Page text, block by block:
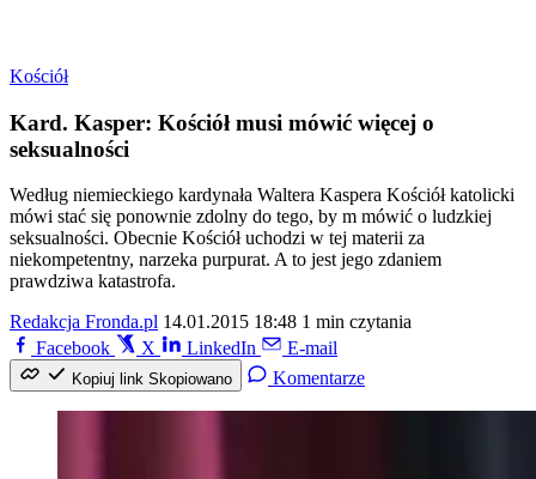
Kościół
Kard. Kasper: Kościół musi mówić więcej o
seksualności
Według niemieckiego kardynała Waltera Kaspera Kościół katolicki
mówi stać się ponownie zdolny do tego, by m mówić o ludzkiej
seksualności. Obecnie Kościół uchodzi w tej materii za
niekompetentny, narzeka purpurat. A to jest jego zdaniem
prawdziwa katastrofa.
Redakcja Fronda.pl 14.01.2015 18:48 1 min czytania
Facebook
X LinkedIn E-mail
Kopiuj link Skopiowano Komentarze